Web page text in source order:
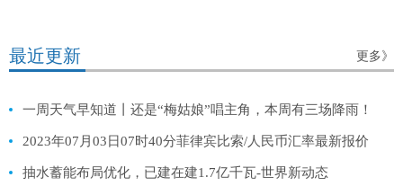
最近更新 更多》
一周天气早知道丨还是“梅姑娘”唱主角，本周有三场降雨！
2023年07月03日07时40分菲律宾比索/人民币汇率最新报价
抽水蓄能布局优化，已建在建1.7亿千瓦-世界新动态